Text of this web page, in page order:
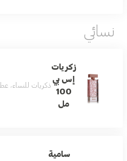
نسائي
زكريات
إس بي
100
مل
ذكريات للنساء،
سامية